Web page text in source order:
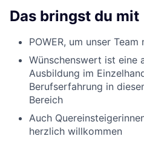
Das bringst du mit
POWER, um unser
Wünschenswert ist eine
Ausbildung im
Berufserfahrung in
Bereich
Auch
herzlich willkommen